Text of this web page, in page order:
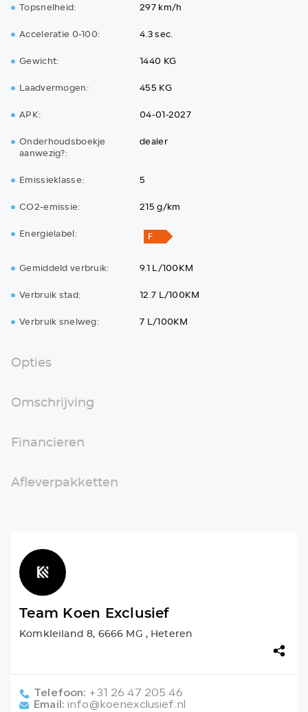
Topsnelheid:
297 km/h
Acceleratie 0-100:
4.3 sec.
Gewicht:
1440 KG
Laadvermogen:
455 KG
APK:
04-01-2027
Onderhoudsboekje
aanwezig?:
dealer
Emissieklasse:
5
CO2-emissie:
215 g/km
Energielabel:
Gemiddeld verbruik:
9.1 L/100KM
Verbruik stad:
12.7 L/100KM
Verbruik snelweg:
7 L/100KM
Opties
Omschrijving
Financieren
Afleverpakketten
Team Koen Exclusief
Komkleiland 8, 6666 MG , Heteren
Telefoon: +31 26 47 205 46
Email: info@koenexclusief.nl